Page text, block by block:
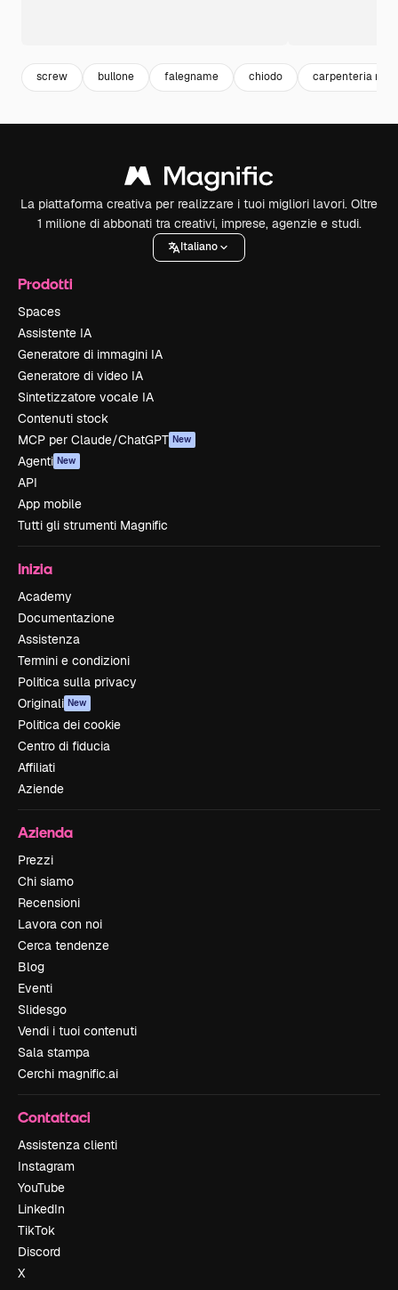
screw bullone falegname chiodo carpenteria
La piattaforma creativa per realizzare i tuoi migliori lavori. Oltre
1 milione di abbonati tra creativi, imprese, agenzie e studi.
Italiano
Prodotti
Spaces
Assistente IA
Generatore di immagini IA
Generatore di video IA
Sintetizzatore vocale IA
Contenuti stock
MCP per Claude/ChatGPT New
Agenti New
API
App mobile
Tutti gli strumenti Magnific
Inizia
Academy
Documentazione
Assistenza
Termini e condizioni
Politica sulla privacy
Originali New
Politica dei cookie
Centro di fiducia
Affiliati
Aziende
Azienda
Prezzi
Chi siamo
Recensioni
Lavora con noi
Cerca tendenze
Blog
Eventi
Slidesgo
Vendi i tuoi contenuti
Sala stampa
Cerchi magnific.ai
Contattaci
Assistenza clienti
Instagram
YouTube
LinkedIn
TikTok
Discord
X